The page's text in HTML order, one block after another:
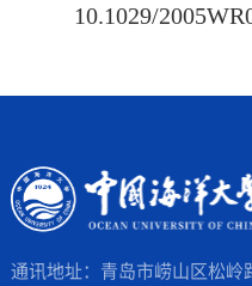
10.1029/
通讯地址：青岛市崂山区松岭